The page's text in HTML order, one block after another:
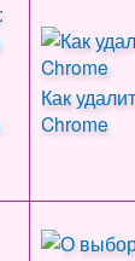
Как
Chrome